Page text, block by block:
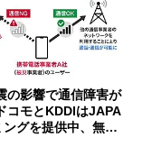
の影響で通信障害が
モとKDDIはJAPA
ングを提供中、無料